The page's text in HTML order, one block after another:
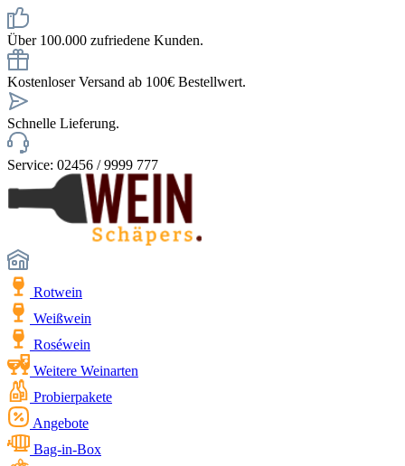
Über 100.000 zufriedene Kunden.
Kostenloser Versand ab 100€ Bestellwert.
Schnelle Lieferung.
Service: 02456 / 9999 777
Rotwein
Weißwein
Roséwein
Weitere Weinarten
Probierpakete
Angebote
Bag-in-Box